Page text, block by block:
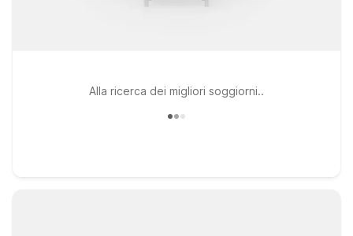
Alla ricerca dei migliori soggiorni..